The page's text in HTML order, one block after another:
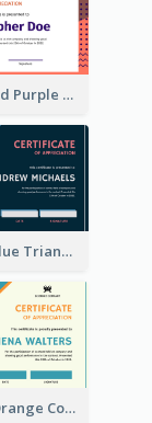
Orange And Purple Pattern Certificate
Pink And Blue Triangles Confetti Celebration Certificate
Blue And Orange Company Triangles With Badge Certificate